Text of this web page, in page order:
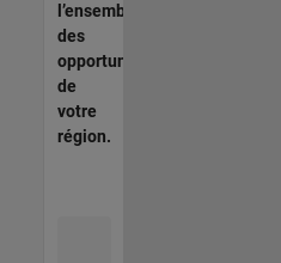
l’ensemble
des
opportunités
de
votre
région.